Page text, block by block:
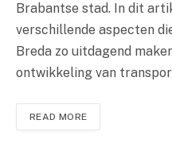
Brabantse stad. In dit
verschillende aspecten
Breda zo uitdagend
ontwikkeling van
READ MORE